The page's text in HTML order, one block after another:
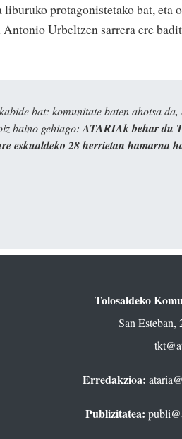
liburuko protagonistetako bat, eta
Urbeltzen sarrera ere
bat: komunitate baten ahotsa
baino gehiago: ATARIAk behar du
eskualdeko 28 herrietan hamarna
Tolosaldeko
San Esteban,
Erredakzioa:
Publizitatea: